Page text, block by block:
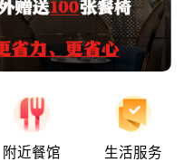
附近餐馆 生活服务